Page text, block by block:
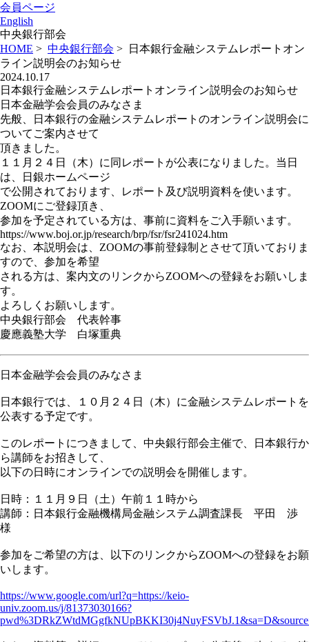
会員ページ
English
中央銀行部会
HOME > 中央銀行部会 >
日本銀行金融システムレポートオン
ライン説明会のお知らせ
2024.10.17
日本銀行金融システムレポートオンライン説明会のお知らせ
日本金融学会会員のみなさま
先般、日本銀行の金融システムレポートのオンライン説明会に
ついてご案内させて
頂きました。
１１月２４日（木）に同レポートが公表になりました。当日
は、日銀ホームページ
で公開されております、レポート及び説明資料を使います。
ZOOMにご登録頂き、
参加を予定されている方は、事前に資料をご入手願います。
https://www.boj.or.jp/research/brp/fsr/fsr241024.htm
なお、本説明会は、ZOOMの事前登録制とさせて頂いておりま
すので、参加を希望
される方は、案内文のリンクからZOOMへの登録をお願いしま
す。
よろしくお願いします。
中央銀行部会 代表幹事
慶應義塾大学 白塚重典
日本金融学会会員のみなさま
日本銀行では、１０月２４日（木）に金融システムレポートを
公表する予定です。
このレポートにつきまして、中央銀行部会主催で、日本銀行か
ら講師をお招きして、
以下の日時にオンラインでの説明会を開催します。
日時：１１月９日（土）午前１１時から
講師：日本銀行金融機構局金融システム調査課長 平田 渉
様
参加をご希望の方は、以下のリンクからZOOMへの登録をお願
いします。
https://www.google.com/url?q=https://keio-
univ.zoom.us/j/81373030166?